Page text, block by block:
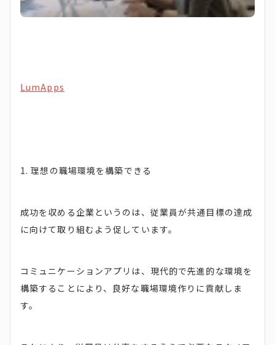
LumApps
1. 理想の職場環境を構築できる
成功を収める企業というのは、従業員が共通目標の達成
に向けて取り組むよう促しています。
コミュニケーションアプリは、現代的で先進的な環境を
構築することにより、良好な職場環境作りに貢献しま
す。